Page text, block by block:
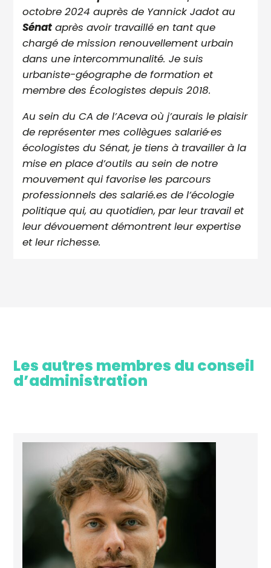
octobre 2024 auprès de Yannick Jadot au
Sénat après avoir travaillé en tant que
chargé de mission renouvellement urbain
dans une intercommunalité. Je suis
urbaniste-géographe de formation et
membre des Écologistes depuis 2018.
Au sein du CA de l’Aceva où j’aurais le plaisir
de représenter mes collègues salarié·es
écologistes du Sénat, je tiens à travailler à la
mise en place d’outils au sein de notre
mouvement qui favorise les parcours
professionnels des salarié.es de l’écologie
politique qui,au quotidien, par leur travail et
leur dévouement démontrent leur expertise
et leur richesse.
Les autres membres du conseil
d’administration